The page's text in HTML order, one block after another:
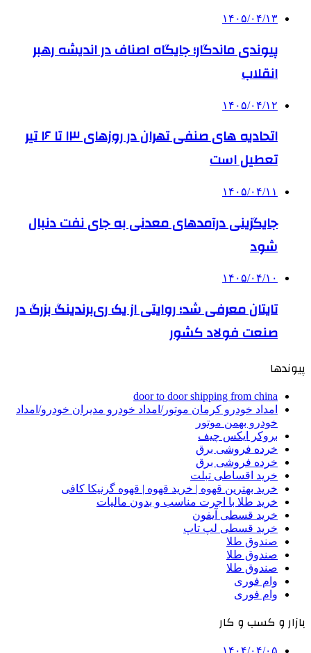
۱۴۰۵/۰۴/۱۳
پیوندی ماندگار؛ جایگاه اصناف در اندیشه رهبر
انقلاب
۱۴۰۵/۰۴/۱۲
اتحادیه های صنفی تهران در روزهای ۱۳ تا ۱۶ تیر
تعطیل است
۱۴۰۵/۰۴/۱۱
جایگزینی درآمدهای معدنی به جای نفت دنبال
شود
۱۴۰۵/۰۴/۱۰
تایتان معرفی شد؛ روایتی از یک ری‌برندینگ بزرگ در
صنعت فولاد کشور
پیوندها
door to door shipping from china
امداد خودرو کرمان موتور/امداد خودرو مدیران خودرو/امداد
خودرو بهمن موتور
بروکر ایکس چیف
خرده فروشی برق
خرده فروشی برق
خرید اقساطی تبلت
خرید بهترین قهوه | خرید قهوه | قهوه گرنیکا کافی
خرید طلا با اجرت مناسب و بدون مالیات
خرید قسطی آیفون
خرید قسطی لپ تاپ
صندوق طلا
صندوق طلا
صندوق طلا
وام فوری
وام فوری
بازار و کسب و کار
۱۴۰۴/۰۴/۰۵